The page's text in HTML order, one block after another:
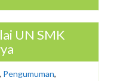
UN SMK
, Pengumuman,